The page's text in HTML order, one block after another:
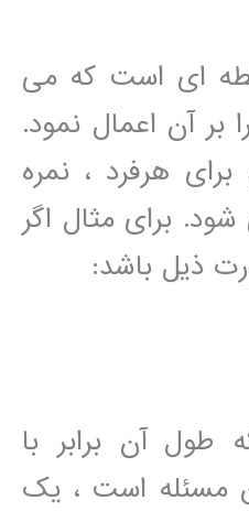
ای است که می
بر آن اعمال نمود.
برای هرفرد ، نمره
برای مثال اگر
ذیل باشد:
(1، 3-، 2) که طول آن برابر با
مسئله است ، یک